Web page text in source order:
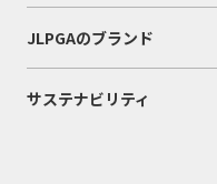
JLPGAのブランド
サステナビリティ